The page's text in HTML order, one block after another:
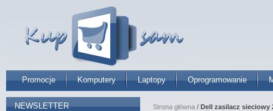
Promocje Komputery Laptopy Oprogramowanie
Strona główna / Dell zasilacz sieciowy
NEWSLETTER